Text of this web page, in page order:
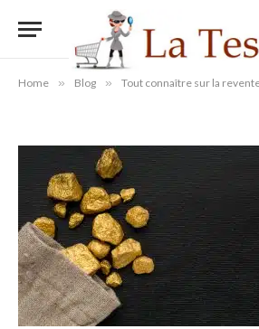
Home » Blog » Tout connaître sur la
ByAdministrateur
24/07/2023
Aucun commentaire